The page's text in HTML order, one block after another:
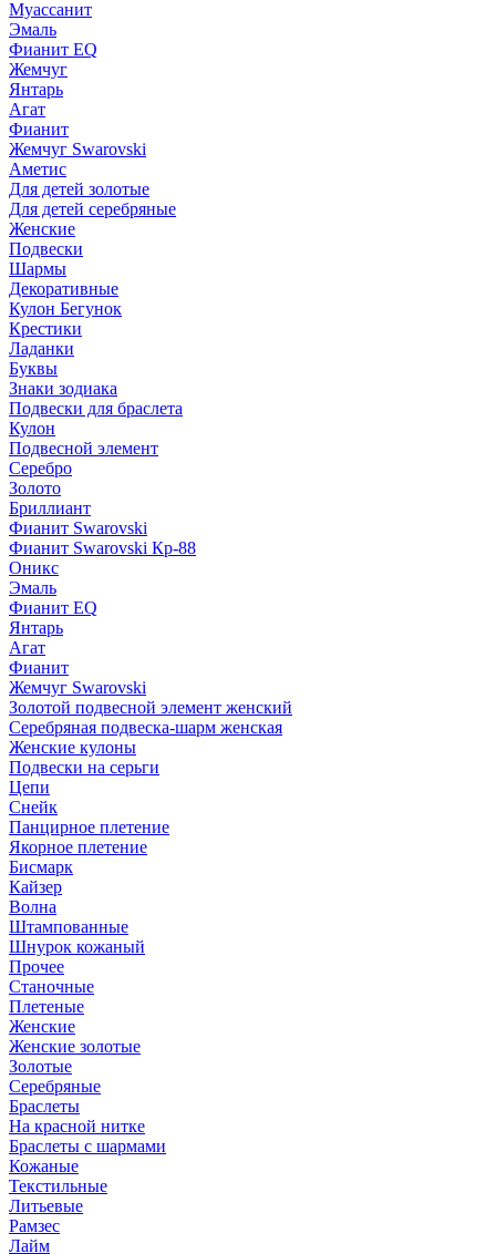
Муассанит
Эмаль
Фианит EQ
Жемчуг
Янтарь
Агат
Фианит
Жемчуг Swarovski
Аметис
Для детей золотые
Для детей серебряные
Женские
Подвески
Шармы
Декоративные
Кулон Бегунок
Крестики
Ладанки
Буквы
Знаки зодиака
Подвески для браслета
Кулон
Подвесной элемент
Серебро
Золото
Бриллиант
Фианит Swarovski
Фианит Swarovski Кр-88
Оникс
Эмаль
Фианит EQ
Янтарь
Агат
Фианит
Жемчуг Swarovski
Золотой подвесной элемент женcкий
Серебряная подвеска-шарм женская
Женские кулоны
Подвески на серьги
Цепи
Снейк
Панцирное плетение
Якорное плетение
Бисмарк
Кайзер
Волна
Штампованные
Шнурок кожаный
Прочее
Станочные
Плетеные
Женские
Женские золотые
Золотые
Серебряные
Браслеты
На красной нитке
Браслеты с шармами
Кожаные
Текстильные
Литьевые
Рамзес
Лайм